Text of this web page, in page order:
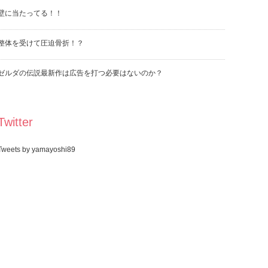
に当たってる！！
体を受けて圧迫骨折！？
ルダの伝説最新作は広告を打つ必要はないのか？
by yamayoshi89